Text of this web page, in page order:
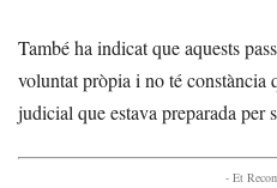
També ha indicat que aquests
voluntat pròpia i no té constància
judicial que estava preparada per
- Et